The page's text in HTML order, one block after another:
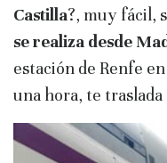
Castilla?, muy fácil,
se realiza desde
estación de Renfe
una hora, te traslada